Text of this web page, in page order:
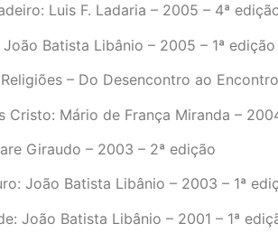
Luis F. Ladaria – 2005 – 4ª
Batista Libânio – 2005 – 1ª edição
– Do Desencontro ao
Cristo: Mário de França Miranda –
Giraudo – 2003 – 2ª edição
João Batista Libânio – 2003 – 1ª
João Batista Libânio – 2001 – 1ª